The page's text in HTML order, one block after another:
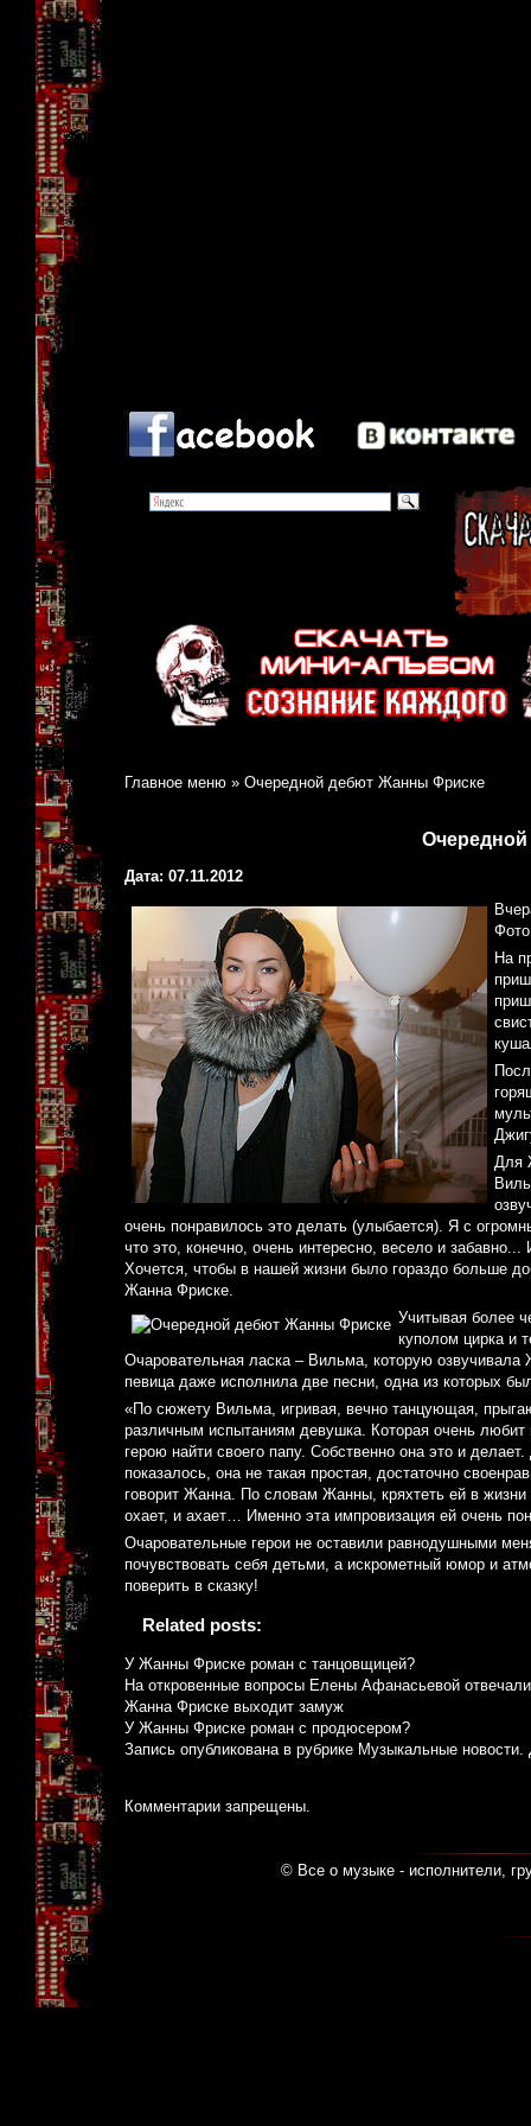
Главное меню » Очередной дебют Жанны Фриске
Дата: 07.11.2012
На
Для
очень понравилось это делать (улыбается). Я с
что это, конечно, очень интересно, весело и
Хочется, чтобы в нашей жизни было гораздо больше
Жанна Фриске.
Учитывая более
куполом цирка и
Очаровательная ласка – Вильма, которую
певица даже исполнила две песни, одна из которых
«По сюжету Вильма, игривая, вечно танцующая,
различным испытаниям девушка. Которая очень
герою найти своего папу. Собственно она это и
показалось, она не такая простая, достаточно
говорит Жанна. По словам Жанны, кряхтеть ей в жизни
охает, и ахает… Именно эта импровизация ей очень
Очаровательные герои не оставили равнодушными
почувствовать себя детьми, а искрометный юмор и
поверить в сказку!
Related posts:
У Жанны Фриске роман с танцовщицей?
На откровенные вопросы Елены Афанасьевой
Жанна Фриске выходит замуж
У Жанны Фриске роман с продюсером?
Запись опубликована в рубрике Музыкальные новости.
Комментарии запрещены.
© Все о музыке - исполнители,